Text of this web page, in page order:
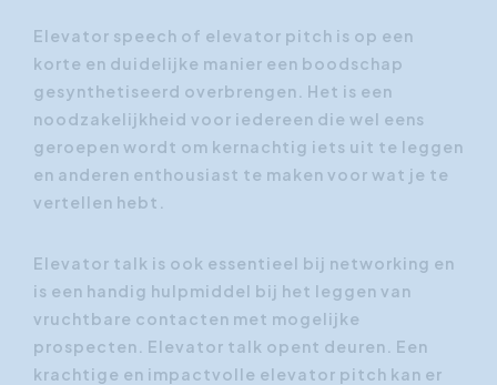
Elevator speech of elevator pitch is op een
korte en duidelijke manier een boodschap
gesynthetiseerd overbrengen. Het is een
noodzakelijkheid voor iedereen die wel eens
geroepen wordt om kernachtig iets uit te leggen
en anderen enthousiast te maken voor wat je te
vertellen hebt.
Elevator talk is ook essentieel bij networking en
is een handig hulpmiddel bij het leggen van
vruchtbare contacten met mogelijke
prospecten. Elevator talk opent deuren. Een
krachtige en impactvolle elevator pitch kan er